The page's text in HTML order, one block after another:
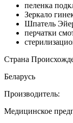
пеленка
Зеркало
Шпатель
перчатки
Страна
Беларусь
Производитель:
Медицинское